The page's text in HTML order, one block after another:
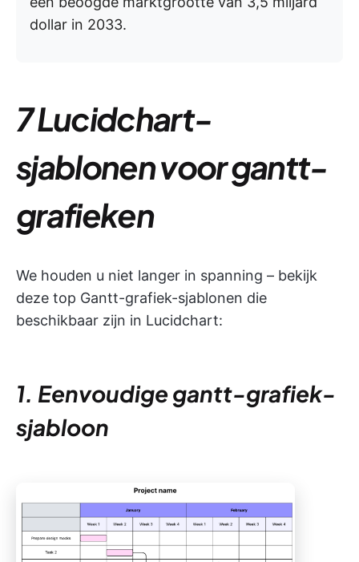
dollar in 2033.
7 Lucidchart-
sjablonen voor gantt-
grafieken
We houden u niet langer in spanning – bekijk
deze top Gantt-grafiek-sjablonen die
beschikbaar zijn in Lucidchart:
1. Eenvoudige gantt-grafiek-
sjabloon